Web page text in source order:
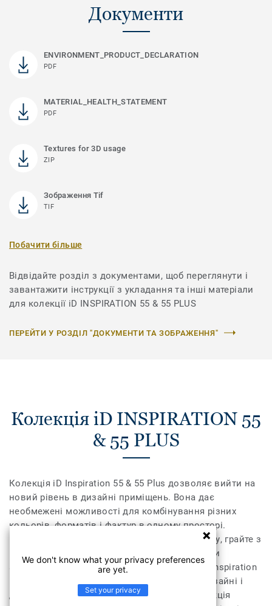
Документи
ENVIRONMENT_PRODUCT_DECLARATION
PDF
MATERIAL_HEALTH_STATEMENT
PDF
Textures for 3D usage
ZIP
Зображення Tif
TIF
Побачити більше
Відвідайте розділ з документами, щоб переглянути і
завантажити інструкції з укладання та інші матеріали
для колекції iD INSPIRATION 55 & 55 PLUS
ПЕРЕЙТИ У РОЗДІЛ "ДОКУМЕНТИ ТА ЗОБРАЖЕННЯ"
Колекція iD INSPIRATION 55
& 55 PLUS
Колекція iD Inspiration 55 & 55 Plus дозволяє вийти на
новий рівень в дизайні приміщень. Вона дає
необмежені можливості для комбінування різних
кольорів, форматів і фактур в одному просторі.
Поєднайте текстуру дерева, каміння та металу, грайте з
різними відтінками, доповніть їх необхідними
аксесуарами – плінтусами та профілями. iD Inspiration
55 & 55 Plus розсуває межі дозволеного у дизайні і
дозволяє створити інтер’єр вашої мрії. Колекція
We don't know what your privacy preferences
are yet.
Set your privacy